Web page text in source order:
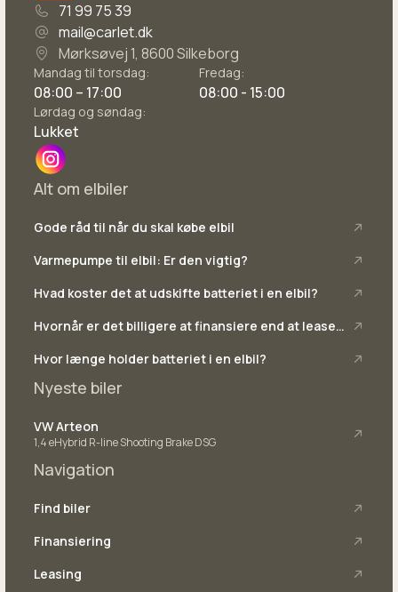
71 99 75 39
mail@carlet.dk
Mørksøvej 1, 8600 Silkeborg
Mandag til torsdag:
08:00 – 17:00
Fredag:
08:00 - 15:00
Lørdag og søndag:
Lukket
Alt om elbiler
Gode råd til når du skal købe elbil
Varmepumpe til elbil: Er den vigtig?
Hvad koster det at udskifte batteriet i en elbil?
Hvornår er det billigere at finansiere end at lease
Hvor længe holder batteriet i en elbil?
Nyeste biler
VW Arteon
1,4 eHybrid R-line Shooting Brake DSG
Navigation
Find biler
Finansiering
Leasing